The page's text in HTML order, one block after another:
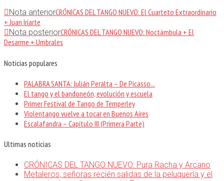
Nota anteriorCRÓNICAS DEL TANGO NUEVO: El Cuarteto Extraordinario
+ Juan Iriarte
Nota posteriorCRÓNICAS DEL TANGO NUEVO: Noctámbula + El
Desarme + Umbrales
Noticias populares
PALABRA SANTA: Julián Peralta – De Picasso...
El tango y el bandoneón, evolución y escuela
Primer Festival de Tango de Temperley
Violentango vuelve a tocar en Buenos Aires
Escalafandra – Capítulo III (Primera Parte)
Ultimas noticias
CRÓNICAS DEL TANGO NUEVO: Pura Racha y Arcano
Metaleros, señoras recién salidas de la peluquería y el